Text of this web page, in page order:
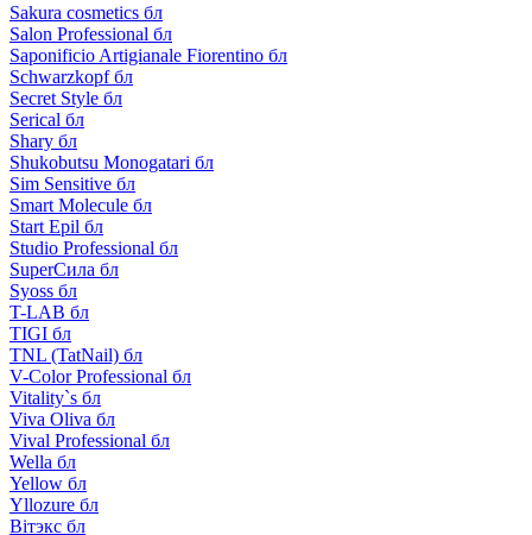
Sakura cosmetics бл
Salon Professional бл
Saponificio Artigianale Fiorentino бл
Schwarzkopf бл
Secret Style бл
Serical бл
Shary бл
Shukobutsu Monogatari бл
Sim Sensitive бл
Smart Molecule бл
Start Epil бл
Studio Professional бл
SuperСила бл
Syoss бл
T-LAB бл
TIGI бл
TNL (TatNail) бл
V-Color Professional бл
Vitality`s бл
Viva Oliva бл
Vival Professional бл
Wella бл
Yellow бл
Yllozure бл
Вiтэкс бл